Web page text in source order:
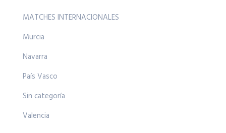
MATCHES INTERNACIONALES
Murcia
Navarra
País Vasco
Sin categoría
Valencia